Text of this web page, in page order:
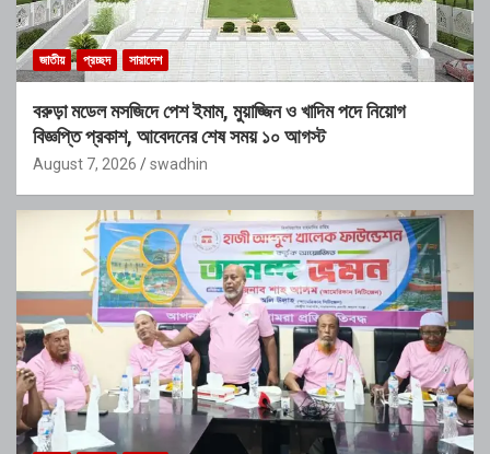
জাতীয় প্রচ্ছদ সারাদেশ
বরুড়া মডেল মসজিদে পেশ ইমাম, মুয়াজ্জিন ও খাদিম পদে নিয়োগ
বিজ্ঞপ্তি প্রকাশ, আবেদনের শেষ সময় ১০ আগস্ট
August 7, 2026 swadhin